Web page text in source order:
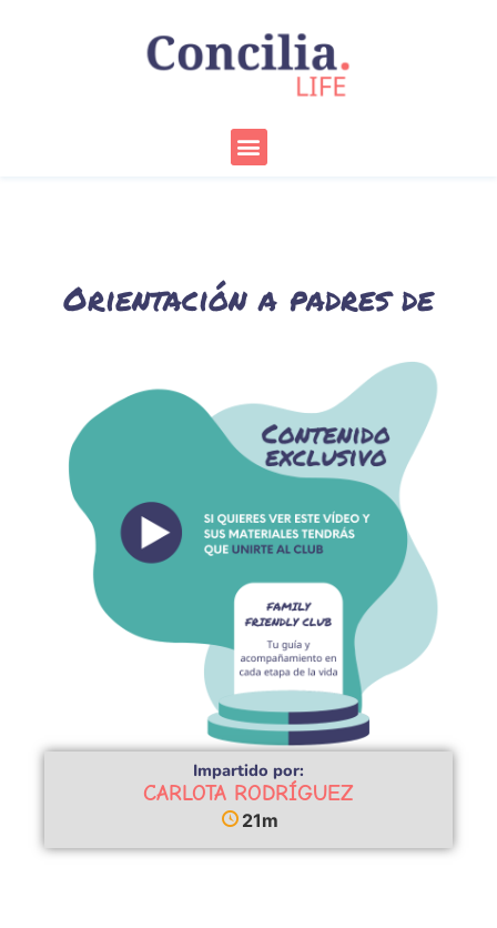
Menu
Orientación a padres de
Impartido por:
CARLOTA RODRÍGUEZ
21m